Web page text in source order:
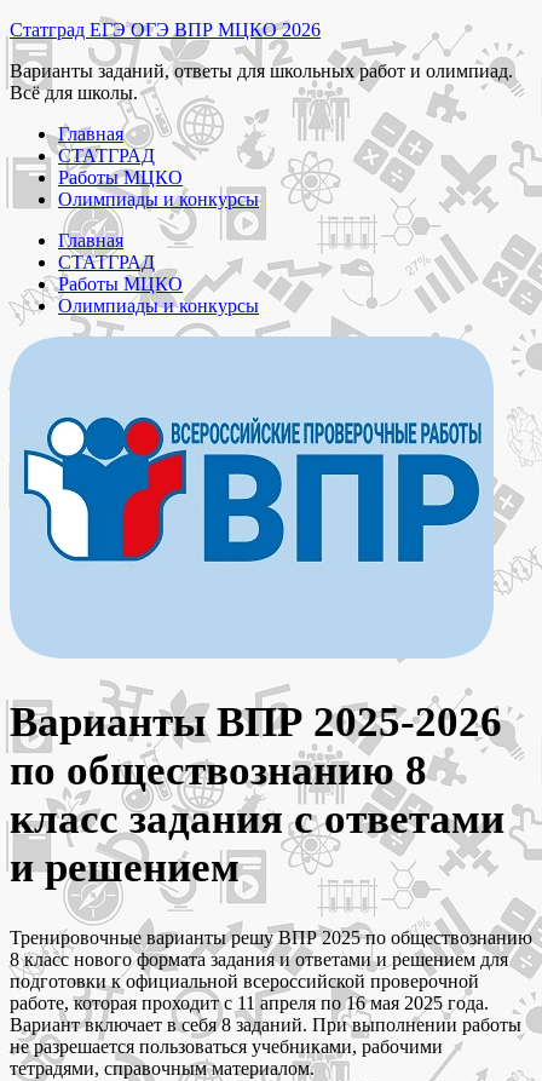
Перейти
к
содержимому
Статград ЕГЭ ОГЭ ВПР МЦКО 2026
Варианты заданий, ответы для школьных работ и олимпиад.
Всё для школы.
Главная
СТАТГРАД
Работы МЦКО
Олимпиады и конкурсы
Главная
СТАТГРАД
Работы МЦКО
Олимпиады и конкурсы
Варианты ВПР 2025-2026
по обществознанию 8
класс задания с ответами
и решением
Тренировочные варианты решу ВПР 2025 по обществознанию
8 класс нового формата задания и ответами и решением для
подготовки к официальной всероссийской проверочной
работе, которая проходит с 11 апреля по 16 мая 2025 года.
Вариант включает в себя 8 заданий. При выполнении работы
не разрешается пользоваться учебниками, рабочими
тетрадями, справочным материалом.